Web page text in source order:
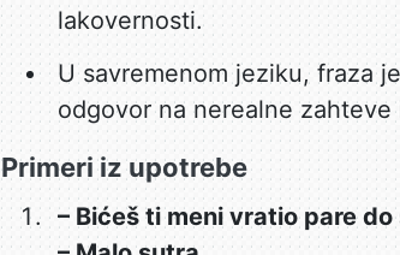
lakovernosti.
U savremenom jeziku, fraza
odgovor na nerealne
Primeri iz upotrebe
– Bićeš ti meni vratio pare do